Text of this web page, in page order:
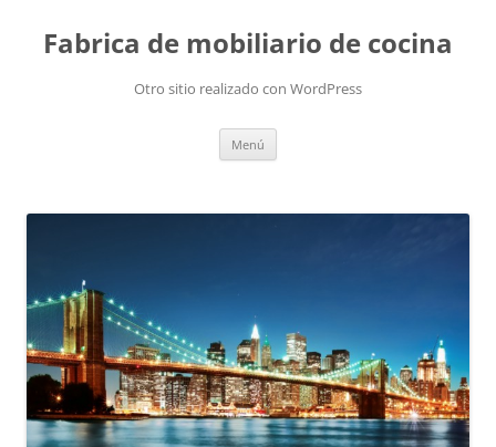
Fabrica de mobiliario de cocina
Otro sitio realizado con WordPress
Menú